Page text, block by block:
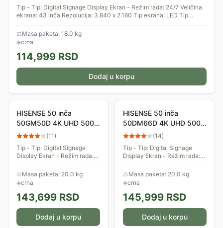
Tip - Tip: Digital Signage Display Ekran - Režim rada: 24/7 Veličina
ekrana: 43 inča Rezolucija: 3.840 x 2.160 Tip ekrana: LED Tip
⚖Masa paketa: 18.0 kg
◈crna
114,999 RSD
Dodaj u korpu
HISENSE 50 inča
50GM50D 4K UHD 500
nita Digital Signage
(11)
Tip - Tip: Digital Signage
Display Ekran - Režim rada:
Rezolucija: 3.840 x 2.160 Tip
ekrana: ADS LED Tip panela:
ADS...
⚖Masa paketa: 20.0 kg
◈crna
143,699 RSD
Dodaj u korpu
HISENSE 50 inča
50DM66D 4K UHD 500
nita Digital Signage
(14)
Tip - Tip: Digital Signage
Display Ekran - Režim rada:
Rezolucija: 3.840 x 2.160 Tip
ekrana: LED Tip panela: IPS...
⚖Masa paketa: 20.0 kg
◈crna
145,999 RSD
Dodaj u korpu